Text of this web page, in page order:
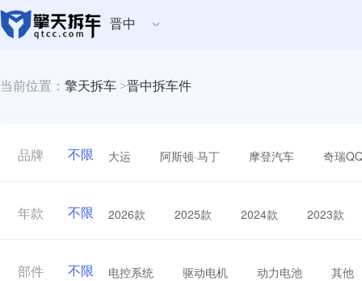
晋中
当前位置： 擎天拆车 >晋中拆车件
品牌 不限 大运 阿斯顿·马丁 摩登汽车 奇瑞
年款 不限 2026款 2025款 2024款 2023款
部件 不限 电控系统 驱动电机 动力电池 其他